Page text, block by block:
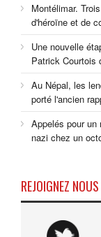
Montélimar.
d'héroïne et de
Une nouvelle
Patrick Courtois
Au Népal, les
porté l'ancien
Appelés pour un
nazi chez un
REJOIGNEZ NOUS